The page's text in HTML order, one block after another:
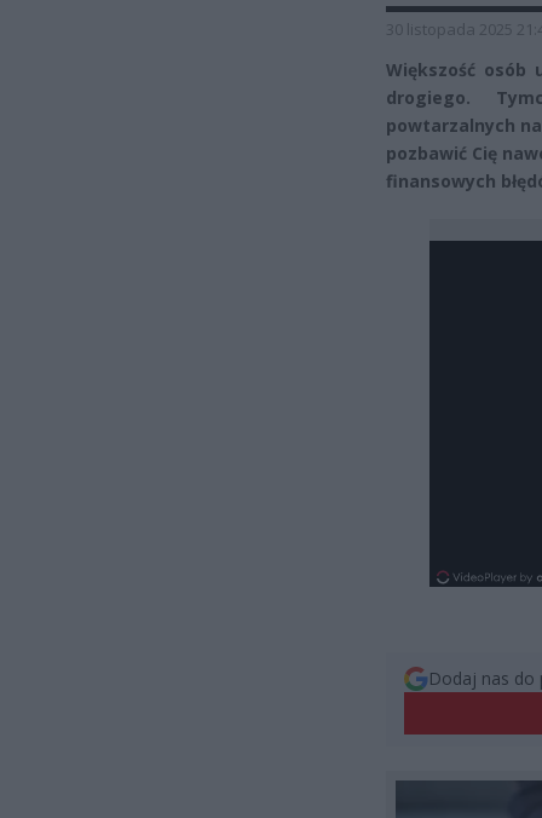
30 listopada 2025
Większość osób
drogiego.
powtarzalnych
pozbawić Cię
finansowych
Dodaj nas do